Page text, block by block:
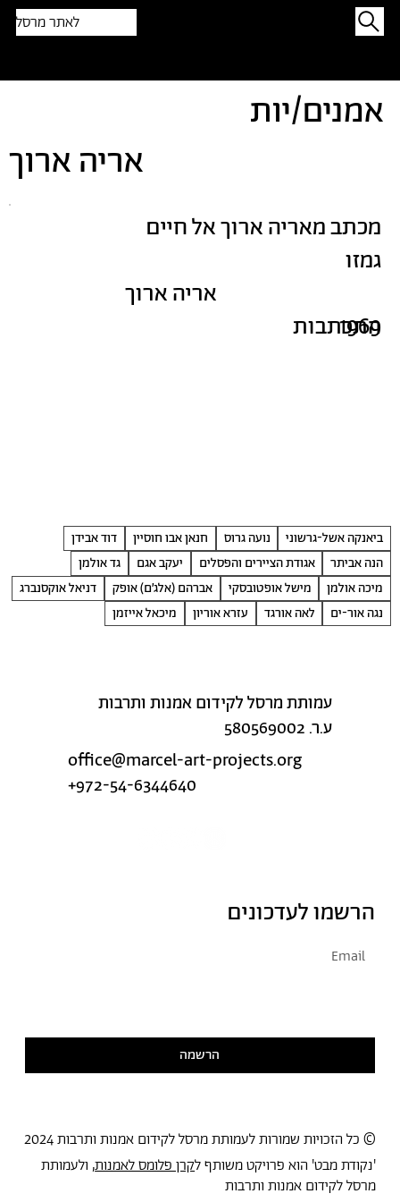
לאתר מרסל
התכתבות
מכתב מאריה ארוך אל חיים
גמזו
אריה ארוך
1969
ביאנקה אשל-גרשוני נועה גרוס חנאן אבו חוסיין
דוד אבידן
הנה אביתר
אגודת הציירים והפסלים יעקב אגם
גד אולמן
מיכה אולמן
מישל אופטובסקי אברהם (אלג׳ם) אופק
דניאל אוקסנברג
נגה אור-ים
לאה אורגד עזרא אוריון מיכאל אייזמן
אריה ארוך
אמנים/יות
עמותת מרסל לקידום אמנות ותרבות
ע.ר. 580569002
office@marcel-art-projects.org
+972-54-6344640
הרשמו לעדכונים
הרשמה
© כל הזכויות שמורות לעמותת מרסל לקידום אמנות ותרבות 2024
'נקודת מבט' הוא פרויקט משותף לקרן פלומס לאמנות, ולעמותת
מרסל לקידום אמנות ותרבות